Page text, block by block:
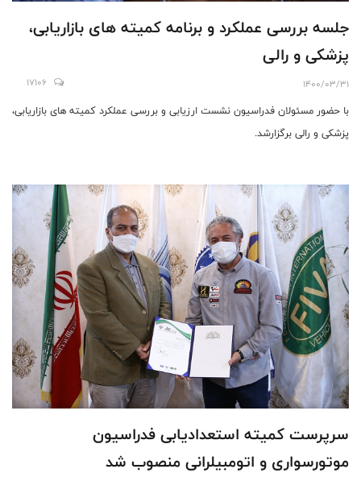
جلسه بررسی عملکرد و برنامه کمیته های بازاریابی،
پزشکی و رالی
1400/03/31
17106
با حضور مسئولان فدراسیون نشست ارزیابی و بررسی عملکرد کمیته های بازاریابی،
پزشکی و رالی برگزارشد.
سرپرست کمیته استعدادیابی فدراسیون
موتورسواری و اتومبیلرانی منصوب شد